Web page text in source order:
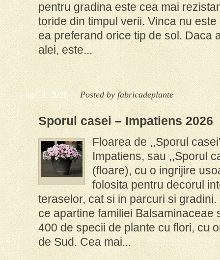
pentru gradina este cea mai
toride din timpul verii. Vinca nu
ea preferand orice tip de sol. Daca
alei, este...
iun. 9, 2026 Posted byfabricadeplante
Sporul casei – Impatiens 2026
Floarea de ,,Sporul
Impatiens, sau ,,Sporul
(floare), cu o ingrijire
folosita pentru decorul
teraselor, cat si in parcuri si
ce apartine familiei Balsaminaceae
400 de specii de plante cu flori, cu
de Sud. Cea mai...